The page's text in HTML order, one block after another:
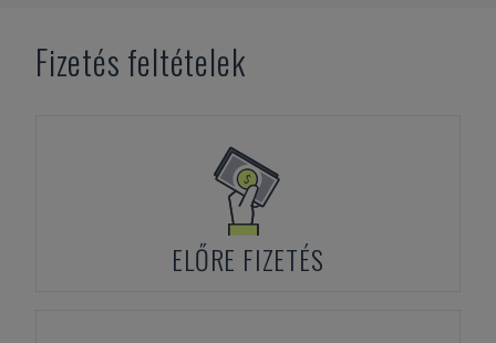
Fizetés feltételek
ELŐRE FIZETÉS